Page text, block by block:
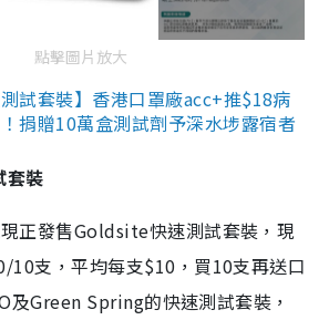
點擊圖片放大
試套裝】香港口罩廠acc+推$18病
捐贈10萬盒測試劑予深水埗露宿者
裝
正發售Goldsite快速測試套裝，現
10支，平均每支$10，買10支再送口
及Green Spring的快速測試套裝，